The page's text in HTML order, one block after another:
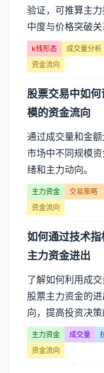
验证，可推算主
中度与价格突破关
k线形态 成交量分析
资金流向
股票交易中如
模的资金流向
通过成交量和金
市场中不同规模
绪和主力动向。
主力资金 交易策略
资金流向
如何通过技术
主力资金进出
了解如何利用成
股票主力资金的
向，提高投资决策
主力资金 成交量
资金流向